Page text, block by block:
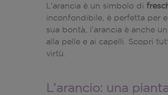
L’arancia è un simbolo di
inconfondibile, è perfetta per
sua bontà, l’arancia è anche
alla pelle e ai capelli. Scopri
virtù.
L’arancio: una